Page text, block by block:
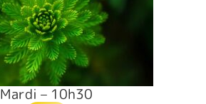
Mardi – 10h30